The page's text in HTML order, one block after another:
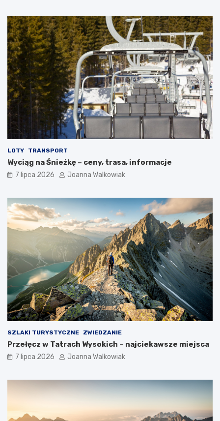
LOTY TRANSPORT
Wyciąg na Śnieżkę – ceny, trasa, informacje
7 lipca 2026 Joanna Walkowiak
SZLAKI TURYSTYCZNE ZWIEDZANIE
Przełęcz w Tatrach Wysokich – najciekawsze miejsca
7 lipca 2026 Joanna Walkowiak